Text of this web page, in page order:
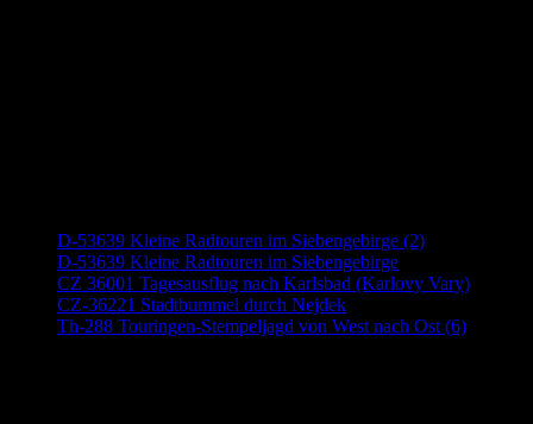
D-53639 Kleine Radtouren im Siebengebirge (2)
D-53639 Kleine Radtouren im Siebengebirge
CZ 36001 Tagesausflug nach Karlsbad (Karlovy Vary)
CZ-36221 Stadtbummel durch Nejdek
Th-288 Touringen-Stempeljagd von West nach Ost (6)